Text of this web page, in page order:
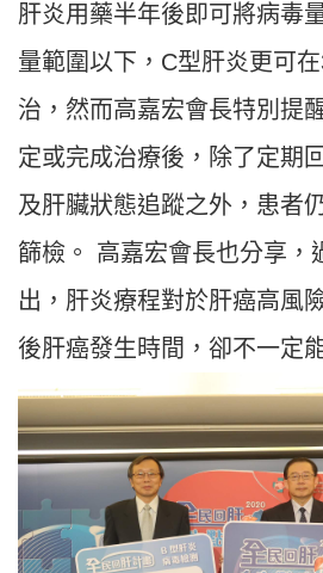
肝炎用藥半年後即可將病毒
量範圍以下，C型肝炎更可
治，然而高嘉宏會長特別提
定或完成治療後，除了定期
及肝臟狀態追蹤之外，患者
篩檢。 高嘉宏會長也分享，
出，肝炎療程對於肝癌高風
後肝癌發生時間，卻不一定